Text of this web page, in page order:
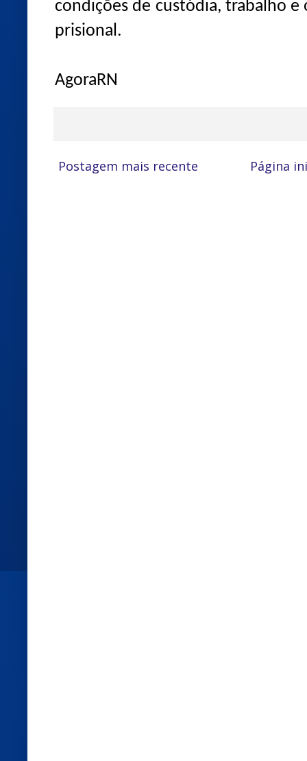
condições de custódia, trabalho
prisional.
AgoraRN
Postagem mais recente Página